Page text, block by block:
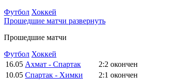
Футбол Хоккей
Прошедшие матчи развернуть
Прошедшие матчи
Футбол Хоккей
16.05 Ахмат - Спартак 2:2 окончен
10.05 Спартак - Химки 2:1 окончен